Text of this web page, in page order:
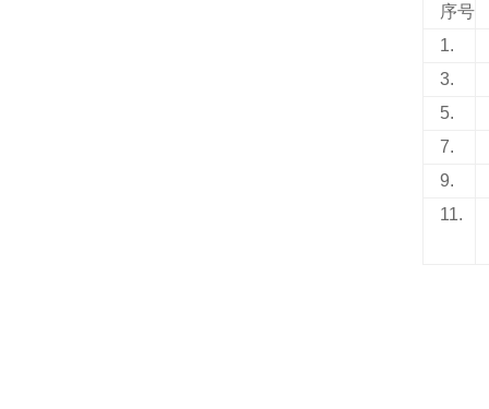
序号
1.
3.
5.
7.
9.
11.